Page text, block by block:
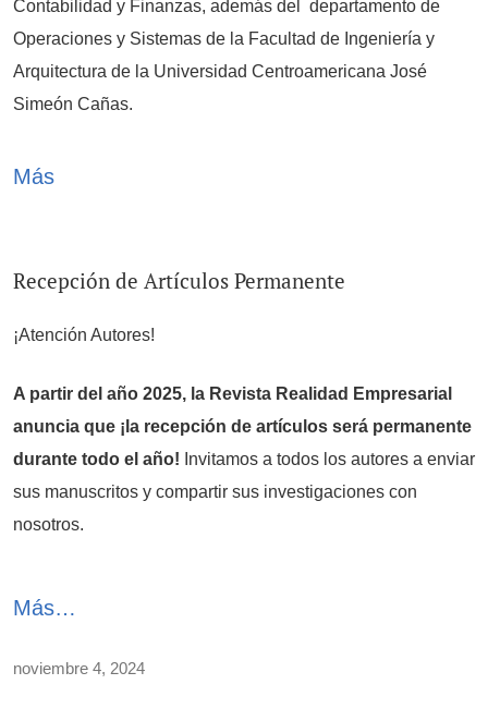
Contabilidad y Finanzas, además del departamento de
Operaciones y Sistemas de la Facultad de Ingeniería y
Arquitectura de la Universidad Centroamericana José
Simeón Cañas.
ISSN: 2415-5721 (Impreso) ISSN-L:
Más
Recepción de Artículos Permanente
¡Atención Autores!
A partir del año 2025, la Revista Realidad Empresarial
anuncia que ¡la recepción de artículos será permanente
durante todo el año! Invitamos a todos los autores a enviar
sus manuscritos y compartir sus investigaciones con
nosotros.
Más…
noviembre 4, 2024